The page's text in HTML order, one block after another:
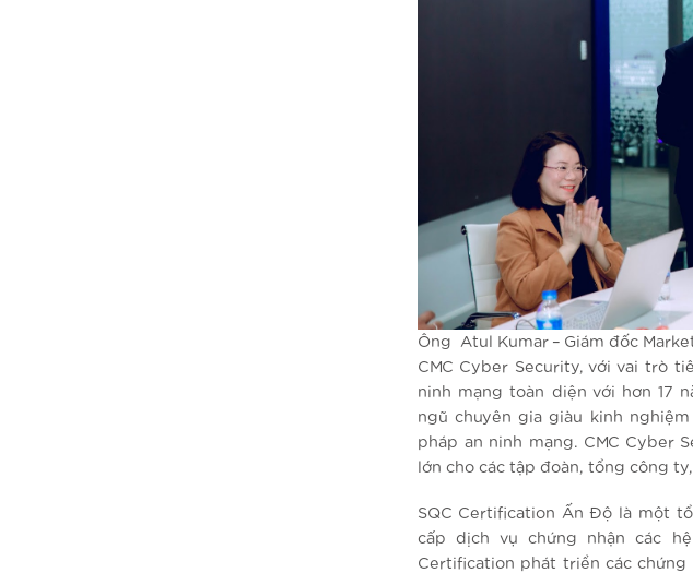
Ông Atul Kumar – Giám đốc
CMC Cyber Security, với vai trò
ninh mạng toàn diện với hơn 17
ngũ chuyên gia giàu kinh
pháp an ninh mạng. CMC Cyber
lớn cho các tập đoàn, tổng công
SQC Certification Ấn Độ là một
cấp dịch vụ chứng nhận các
Certification phát triển các